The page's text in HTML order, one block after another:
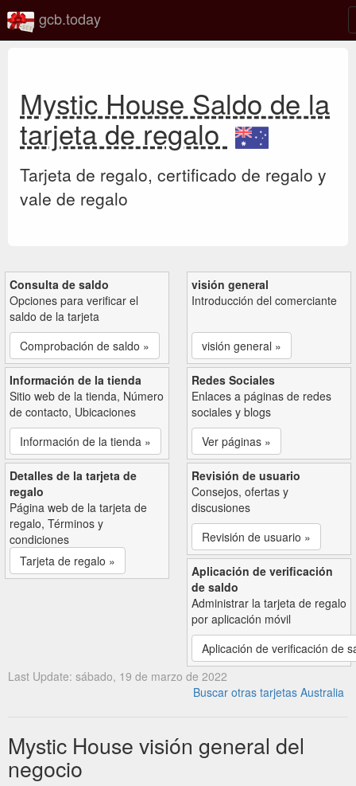
gcb.today
Mystic House Saldo de la
tarjeta de regalo
Tarjeta de regalo, certificado de regalo y
vale de regalo
Consulta de saldo
Opciones para verificar el
saldo de la tarjeta
Comprobación de saldo »
visión general
Introducción del comerciante
visión general »
Información de la tienda
Sitio web de la tienda, Número
de contacto, Ubicaciones
Información de la tienda »
Redes Sociales
Enlaces a páginas de redes
sociales y blogs
Ver páginas »
Detalles de la tarjeta de
regalo
Página web de la tarjeta de
regalo, Términos y
condiciones
Tarjeta de regalo »
Revisión de usuario
Consejos, ofertas y
discusiones
Revisión de usuario »
Aplicación de verificación
de saldo
Administrar la tarjeta de regalo
por aplicación móvil
Aplicación de verificación de
Last Update: sábado, 19 de marzo de 2022
Buscar otras tarjetas Australia
Mystic House visión general del
negocio